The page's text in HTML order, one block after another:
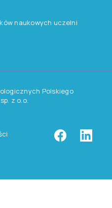
naukowych uczelni
Polskiego
z o.o.